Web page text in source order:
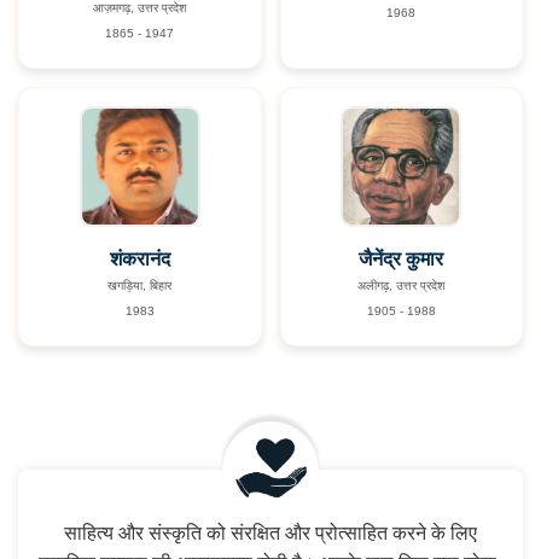
आज़मगढ़, उत्तर प्रदेश
1865 - 1947
1968
शंकरानंद
खगड़िया, बिहार
1983
जैनेंद्र कुमार
अलीगढ़, उत्तर प्रदेश
1905 - 1988
साहित्य और संस्कृति को संरक्षित और प्रोत्साहित करने के लिए